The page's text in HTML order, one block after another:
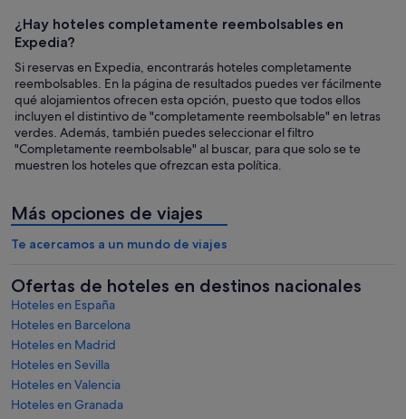
¿Hay hoteles completamente reembolsables en
Expedia?
Si reservas en Expedia, encontrarás hoteles completamente
reembolsables. En la página de resultados puedes ver fácilmente
qué alojamientos ofrecen esta opción, puesto que todos ellos
incluyen el distintivo de "completamente reembolsable" en letras
verdes. Además, también puedes seleccionar el filtro
"Completamente reembolsable" al buscar, para que solo se te
muestren los hoteles que ofrezcan esta política.
Más opciones de viajes
Te acercamos a un mundo de viajes
Ofertas de hoteles en destinos nacionales
Hoteles en España
Hoteles en Barcelona
Hoteles en Madrid
Hoteles en Sevilla
Hoteles en Valencia
Hoteles en Granada